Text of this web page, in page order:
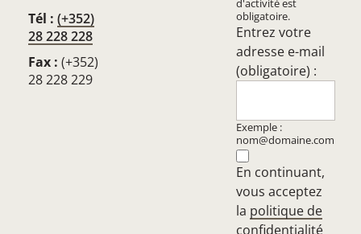
Tél : (+352)
28 228 228
Fax : (+352)
28 228 229
obligatoire.
Entrez votre
adresse e-mail
(obligatoire) :
Exemple :
nom@domaine.com
En continuant,
vous acceptez
la politique de
confidentialité